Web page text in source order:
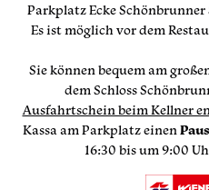
Parkplatz Ecke
Es ist möglich vor dem
Sie können bequem am
dem Schloss
Ausfahrtschein beim Kellner
Kassa am Parkplatz einen
16:30 bis um 9:00